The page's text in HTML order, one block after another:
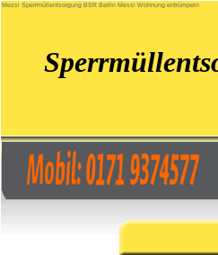
Messi Sperrmüllentsorgung BSR Berlin Messi Wohnung entrümpeln